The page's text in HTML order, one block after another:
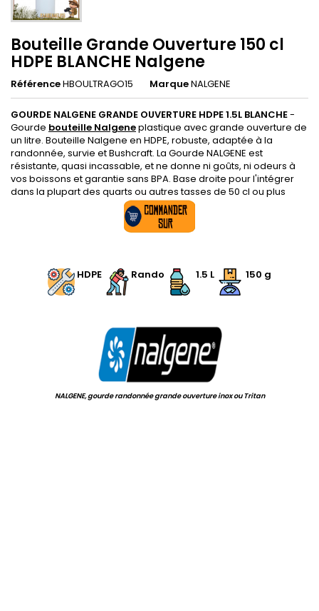
Bouteille Grande Ouverture 150 cl
HDPE BLANCHE Nalgene
RéférenceHBOULTRAGO15 MarqueNALGENE
GOURDE NALGENE GRANDE OUVERTURE HDPE 1.5L BLANCHE-
Gourde bouteille Nalgeneplastique avec grande ouverture de
un litre. Bouteille Nalgene en HDPE, robuste, adaptée à la
randonnée, survie et Bushcraft. La Gourde NALGENE est
résistante, quasi incassable, et ne donne ni goûts, ni odeurs à
vos boissons et garantie sans BPA. Base droite pour l'intégrer
dans la plupart des quarts ou autres tasses de 50 cl ou plus
HDPE
Rando 1.5 L 150 g
NALGENE, gourde randonnée grande ouverture inox ou Tritan